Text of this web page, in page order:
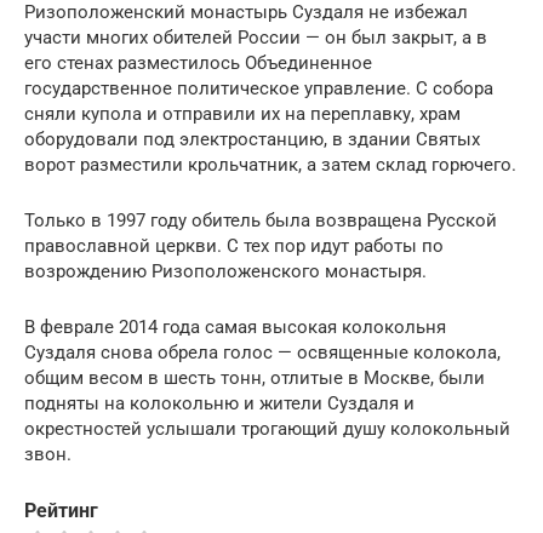
Ризоположенский монастырь Суздаля не избежал
участи многих обителей России — он был закрыт, а в
его стенах разместилось Объединенное
государственное политическое управление. С собора
сняли купола и отправили их на переплавку, храм
оборудовали под электростанцию, в здании Святых
ворот разместили крольчатник, а затем склад горючего.
Только в 1997 году обитель была возвращена Русской
православной церкви. С тех пор идут работы по
возрождению Ризоположенского монастыря.
В феврале 2014 года самая высокая колокольня
Суздаля снова обрела голос — освященные колокола,
общим весом в шесть тонн, отлитые в Москве, были
подняты на колокольню и жители Суздаля и
окрестностей услышали трогающий душу колокольный
звон.
Рейтинг